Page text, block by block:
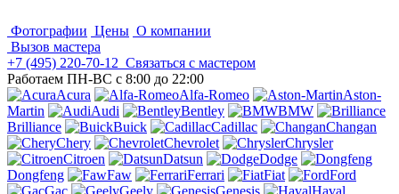
Фотографии Цены О компании
Вызов мастера
+7 (495) 220-70-12 Связаться с мастером
Работаем ПН-ВС с 8:00 до 22:00
Acura
Alfa-Romeo
Aston-
Martin
Audi Bentley
BMW
Brilliance
Buick Cadillac
Changan
Chery
Chevrolet
Chrysler
Citroen
Datsun
Dodge
Dongfeng
Faw Ferrari Fiat
Ford
Gac
Geely Genesis
Haval